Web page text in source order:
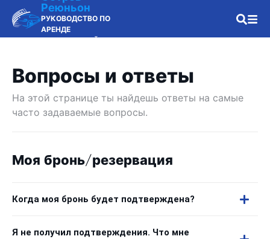
Реюньон
РУКОВОДСТВО ПО
АРЕНДЕ
АВТОМОБИЛЕЙ
Вопросы и ответы
На этой странице ты найдешь ответы на самые
часто задаваемые вопросы.
Моя бронь/резервация
Когда моя бронь будет подтверждена?
Я не получил подтверждения. Что мне